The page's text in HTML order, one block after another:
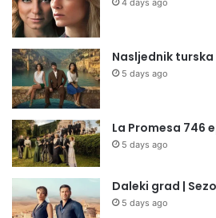
4 days ago
Nasljednik
5 days ago
La Promesa 746
5 days ago
Daleki grad |
5 days ago